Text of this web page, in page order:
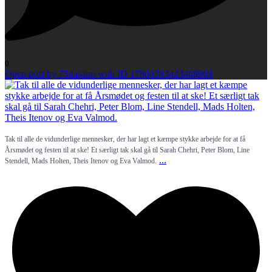
0
Open post by 75dasaim with ID 17860383423468969
Tak til alle de vidunderlige mennesker, der har lagt et kæmpe stykke arbejde for at få
Årsmødet og festen til at ske! Et særligt tak skal gå til Sarah Chehri, Peter Blom, Line
Stendell, Mads Holten, Theis Itenov og Eva Valmod. ...